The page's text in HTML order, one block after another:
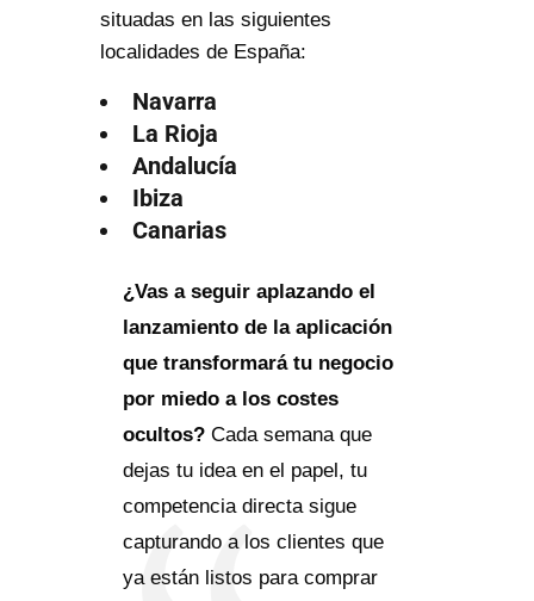
situadas en las siguientes
localidades de España:
Navarra
La Rioja
Andalucía
Ibiza
Canarias
¿Vas a seguir aplazando el
lanzamiento de la aplicación
que transformará tu negocio
por miedo a los costes
ocultos? Cada semana que
dejas tu idea en el papel, tu
competencia directa sigue
capturando a los clientes que
ya están listos para comprar